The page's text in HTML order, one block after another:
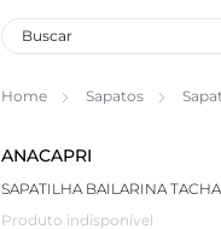
Home Sapatos
ANACAPRI
SAPATILHA BAILARINA
Produto indisponível